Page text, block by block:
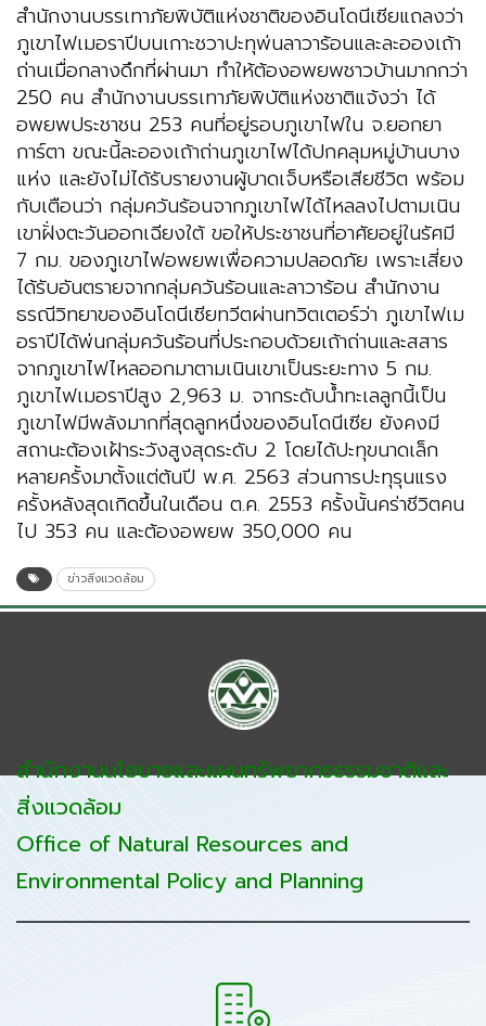
สำนักงานบรรเทาภัยพิบัติแห่งชาติของอินโดนีเซียแถลงว่า
ภูเขาไฟเมอราปีบนเกาะชวาปะทุพ่นลาวาร้อนและละอองเถ้า
ถ่านเมื่อกลางดึกที่ผ่านมา ทำให้ต้องอพยพชาวบ้านมากกว่า
250 คน สำนักงานบรรเทาภัยพิบัติแห่งชาติแจ้งว่า ได้
อพยพประชาชน 253 คนที่อยู่รอบภูเขาไฟใน จ.ยอกยา
การ์ตา ขณะนี้ละอองเถ้าถ่านภูเขาไฟได้ปกคลุมหมู่บ้านบาง
แห่ง และยังไม่ได้รับรายงานผู้บาดเจ็บหรือเสียชีวิต พร้อม
กับเตือนว่า กลุ่มควันร้อนจากภูเขาไฟได้ไหลลงไปตามเนิน
เขาฝั่งตะวันออกเฉียงใต้ ขอให้ประชาชนที่อาศัยอยู่ในรัศมี
7 กม. ของภูเขาไฟอพยพเพื่อความปลอดภัย เพราะเสี่ยง
ได้รับอันตรายจากกลุ่มควันร้อนและลาวาร้อน สำนักงาน
ธรณีวิทยาของอินโดนีเซียทวีตผ่านทวิตเตอร์ว่า ภูเขาไฟเม
อราปีได้พ่นกลุ่มควันร้อนที่ประกอบด้วยเถ้าถ่านและสสาร
จากภูเขาไฟไหลออกมาตามเนินเขาเป็นระยะทาง 5 กม.
ภูเขาไฟเมอราปีสูง 2,963 ม. จากระดับน้ำทะเลลูกนี้เป็น
ภูเขาไฟมีพลังมากที่สุดลูกหนึ่งของอินโดนีเซีย ยังคงมี
สถานะต้องเฝ้าระวังสูงสุดระดับ 2 โดยได้ปะทุขนาดเล็ก
หลายครั้งมาตั้งแต่ต้นปี พ.ศ. 2563 ส่วนการปะทุรุนแรง
ครั้งหลังสุดเกิดขึ้นในเดือน ต.ค. 2553 ครั้งนั้นคร่าชีวิตคน
ไป 353 คน และต้องอพยพ 350,000 คน
ข่าวสิ่งแวดล้อม
สำนักงานนโยบายและแผนทรัพยากรธรรมชาติและ
สิ่งแวดล้อม
Office of Natural Resources and
Environmental Policy and Planning